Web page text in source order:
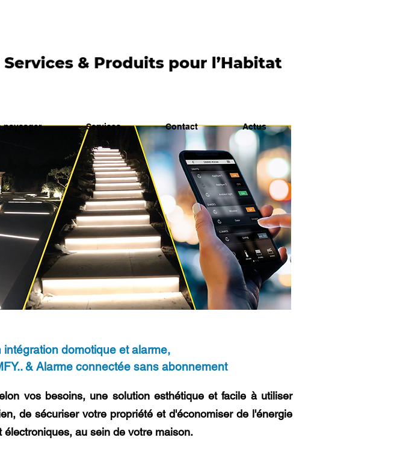
paysager Services Contact Actus
domotique et alarme,
vos besoins, une solution esthétique et facile à utiliser
de sécuriser votre propriété et d'économiser de l'énergie
au sein de votre maison.
& Alarme connectée sans abonnement